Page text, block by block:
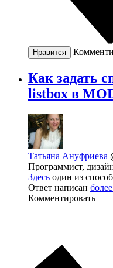
Нравится
Как задать
listbox в
Татьяна Ануфриева
Программист,
Здесь один из
Ответ написан
Комментировать